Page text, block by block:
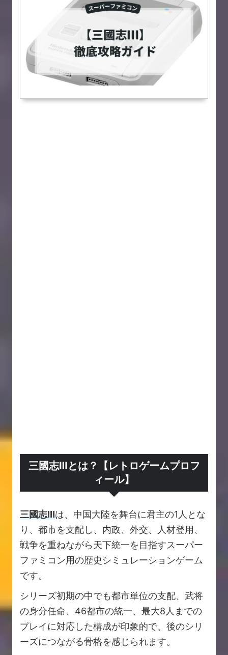
三國志Ⅲとは？【レトロゲームプロフ
ィール】
三國志Ⅲは、中国大陸を舞台に君主の1人とな
り、都市を支配し、内政、外交、人材登用、
戦争を重ねながら天下統一を目指すスーパー
ファミコン用の歴史シミュレーションゲーム
です。
シリーズ初期の中でも都市単位の支配、武将
の身分任命、46都市の統一、最大8人までの
プレイに対応した構成が印象的で、後のシリ
ーズにつながる骨格を感じられます。